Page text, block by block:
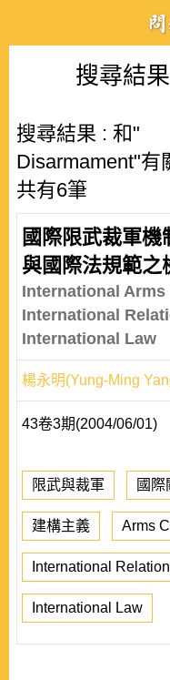
搜尋結果
搜尋結果 : 和"
Disarmament"有
共有6筆
國際限武裁軍
與國際法規範之
International
International
International Law
楊永明(Yung-Ming
43卷3期(2004/06/01)
限武與裁軍 國
建構主義 Arms
International
International Law